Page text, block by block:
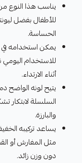
يناسب هذا النوع
للأطفال بفضل
الحساسة.
يمكن استخدامه
للاستخدام اليومي
أثناء الارتداء.
يتيح لونه
السلسلة لابتكار
والبارزة.
يساعد تركيبه
مثل المفارش أو
دون وزن زائد.